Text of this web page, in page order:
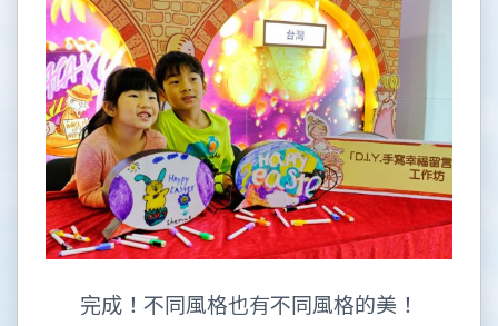
完成！不同風格也有不同風格的美！